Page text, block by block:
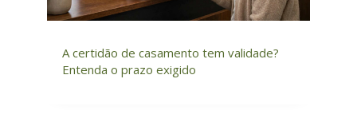
A certidão de casamento tem validade?
Entenda o prazo exigido